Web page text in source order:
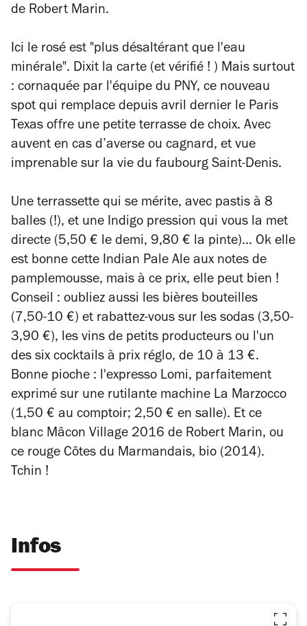
de Robert Marin.
Ici le rosé est "plus désaltérant que l'eau
minérale". Dixit la carte (et vérifié ! ) Mais surtout
: cornaquée par l'équipe du PNY, ce nouveau
spot qui remplace depuis avril dernier le Paris
Texas offre une petite terrasse de choix. Avec
auvent en cas d’averse ou cagnard, et vue
imprenable sur la vie du faubourg Saint-Denis.
Une terrassette qui se mérite, avec pastis à 8
balles (!), et une Indigo pression qui vous la met
directe (5,50 € le demi, 9,80 € la pinte)... Ok elle
est bonne cette Indian Pale Ale aux notes de
pamplemousse, mais à ce prix, elle peut bien !
Conseil : oubliez aussi les bières bouteilles
(7,50-10 €) et rabattez-vous sur les sodas (3,50-
3,90 €), les vins de petits producteurs ou l'un
des six cocktails à prix réglo, de 10 à 13 €.
Bonne pioche : l'expresso Lomi, parfaitement
exprimé sur une rutilante machine La Marzocco
(1,50 € au comptoir; 2,50 € en salle). Et ce
blanc Mâcon Village 2016 de Robert Marin, ou
ce rouge Côtes du Marmandais, bio (2014).
Tchin !
Infos